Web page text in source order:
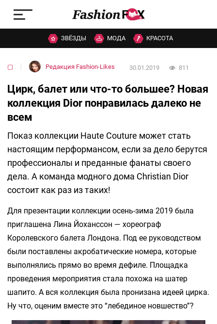
ЗВЁЗДЫ МОДА КРАСОТА
▢ Редакция Fashion-Likes 30.01.2019 811
Цирк, балет или что-то большее? Новая
коллекция Dior понравилась далеко не
всем
Показ коллекции Haute Couture может стать
настоящим перформансом, если за дело берутся
профессионалы и преданные фанаты своего
дела. А команда модного дома Christian Dior
состоит как раз из таких!
Для презентации коллекции осень-зима 2019 была
приглашена Лина Йоханссон — хореограф
Королевского балета Лондона. Под ее руководством
были поставлены акробатические номера, которые
выполнялись прямо во время дефиле. Площадка
проведения мероприятия стала похожа на шатер
шапито. А вся коллекция была пронизана идеей цирка.
Ну что, оценим вместе это “лебединое новшество”?